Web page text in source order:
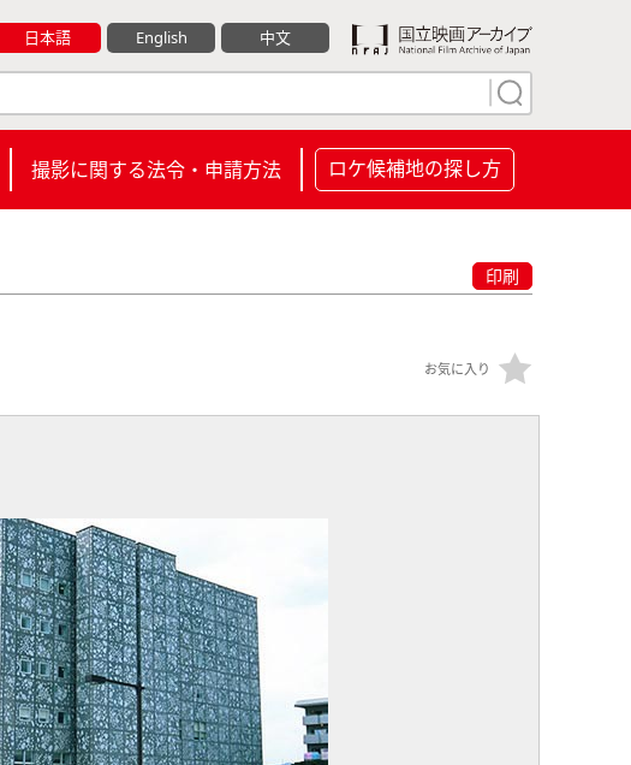
日本語 English 中文
撮影に関する法令・申請方法 ロケ候補地の探し方
印刷
お気に入り